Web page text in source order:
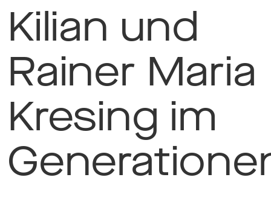
Kilian und
Rainer Maria
Kresing im